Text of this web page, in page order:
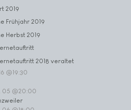
2019
Frühjahr 2019
Herbst 2019
2018 veraltet
@19:30
05 @20:00